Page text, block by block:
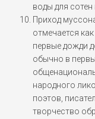
воды для
Приход
отмечается
первые дожди
обычно в
народного
поэтов,
творчество